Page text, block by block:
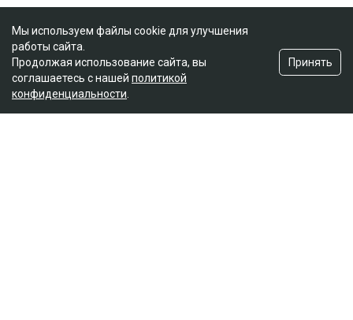
Мы используем файлы cookie для улучшения
работы сайта.
Продолжая использование сайта, вы
соглашаетесь с нашей политикой
конфиденциальности
Принять